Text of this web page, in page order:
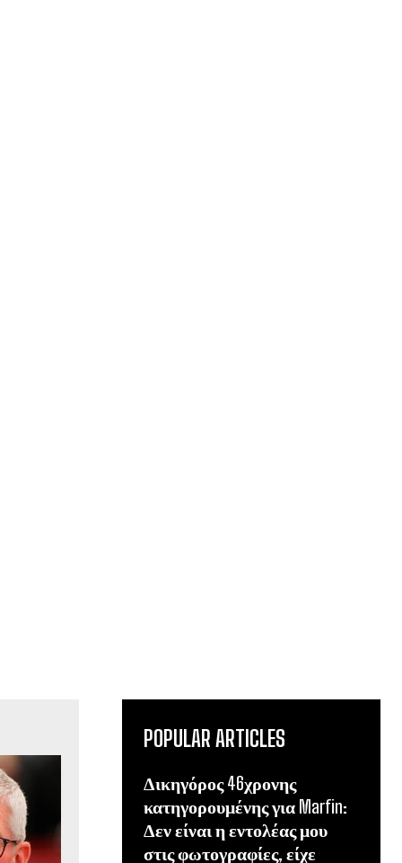
POPULAR ARTICLES
Δικηγόρος 46χρονης
κατηγορουμένης για Marfin:
Δεν είναι η εντολέας μου
στις φωτογραφίες, είχε